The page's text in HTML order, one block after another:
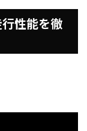
性能を徹